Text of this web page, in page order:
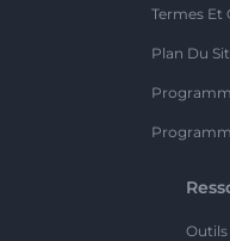
Termes Et
Plan Du
Outils